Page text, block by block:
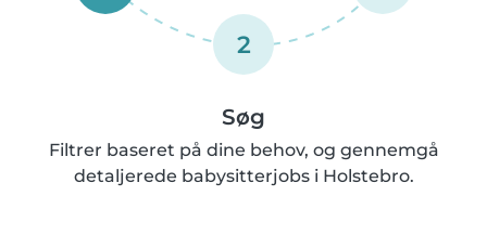
2
Søg
Filtrer baseret på dine behov, og gennemgå
detaljerede babysitterjobs i Holstebro.